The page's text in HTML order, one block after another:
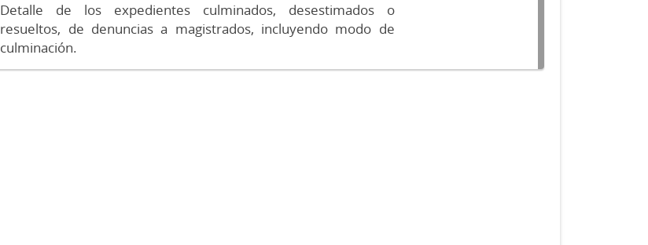
Detalle de los expedientes culminados, desestimados o
resueltos, de denuncias a magistrados, incluyendo modo de
culminación.